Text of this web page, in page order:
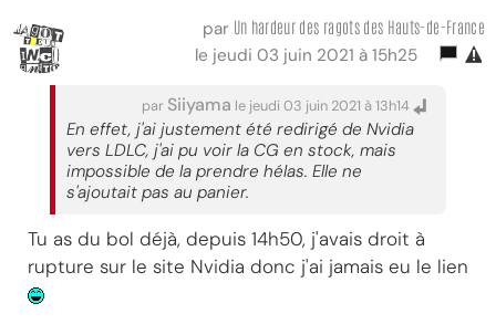
par Un hardeur des ragots des Hauts-de-France
le jeudi 03 juin 2021 à 15h25
par Siiyama le jeudi 03 juin 2021 à 13h14
En effet, j'ai justement été redirigé de Nvidia
vers LDLC, j'ai pu voir la CG en stock, mais
impossible de la prendre hélas. Elle ne
s'ajoutait pas au panier.
Tu as du bol déjà, depuis 14h50, j'avais droit à
rupture sur le site Nvidia donc j'ai jamais eu le lien